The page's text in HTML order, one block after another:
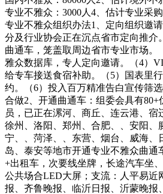
专业不雅众：3000人4、估计专业采
专业不雅众组织办法1、定向组织邀
分及行业协会正在沉点省市定向推介
曲通车，笼盖取周边省市专业市场。
雅众数据库，专人定向邀请。（4）
给专车接送食宿补助。（5）国表里
约。（6）投入百万精准告白宣传筛
合做2、开通曲通车：组委会具有
员，已正在漯河、商丘、连云港、宿
徐州、洛阳、郑州、合肥、、安阳、
宁、、菏泽、、东营、烟台、威海、
岛、泰安等地市开通专业不雅众曲通
+出租车，次要线坐牌，长途汽车坐
公共场合LED大屏；支流：人平易近
报、齐鲁晚报、临沂日报、沂蒙晚报